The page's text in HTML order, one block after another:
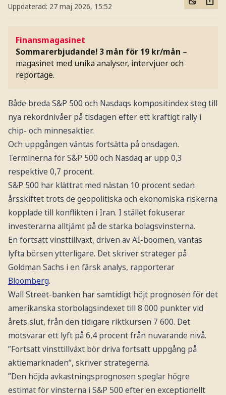
Uppdaterad: 27 maj 2026, 15:52
Finansmagasinet
Sommarerbjudande! 3 mån för 19 kr/mån –
magasinet med unika analyser, intervjuer och
reportage.
Både breda S&P 500 och Nasdaqs kompositindex steg till
nya rekordnivåer på tisdagen efter ett kraftigt rally i
chip- och minnesaktier.
Och uppgången väntas fortsätta på onsdagen.
Terminerna för S&P 500 och Nasdaq är upp 0,3
respektive 0,7 procent.
S&P 500 har klättrat med nästan 10 procent sedan
årsskiftet trots de geopolitiska och ekonomiska riskerna
kopplade till konflikten i Iran. I stället fokuserar
investerarna alltjämt på de starka bolagsvinsterna.
En fortsatt vinsttillväxt, driven av AI-boomen, väntas
lyfta börsen ytterligare. Det skriver strateger på
Goldman Sachs i en färsk analys, rapporterar
Bloomberg.
Wall Street-banken har samtidigt höjt prognosen för det
amerikanska storbolagsindexet till 8 000 punkter vid
årets slut, från den tidigare riktkursen 7 600. Det
motsvarar ett lyft på 6,4 procent från nuvarande nivå.
”Fortsatt vinsttillväxt bör driva fortsatt uppgång på
aktiemarknaden”, skriver strategerna.
”Den höjda avkastningsprognosen speglar högre
estimat för vinsterna i S&P 500 efter en exceptionellt